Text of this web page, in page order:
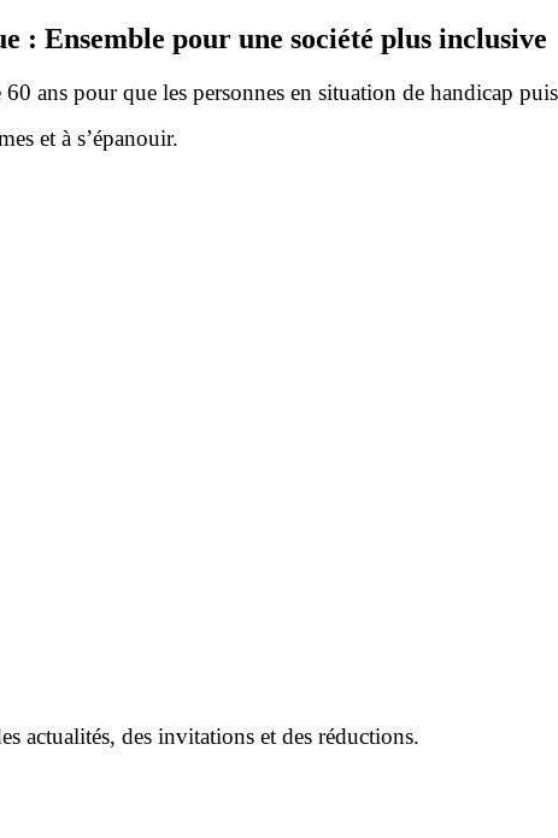
: Ensemble pour une société plus inclusive
ans pour que les personnes en situation de handicap
et à s’épanouir.
actualités, des invitations et des réductions.